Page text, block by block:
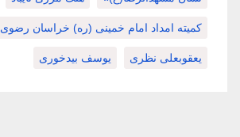
کمیته امداد امام خمینی (ره) خراسان رضوی
یعقوبعلی نظری یوسف بیدخوری